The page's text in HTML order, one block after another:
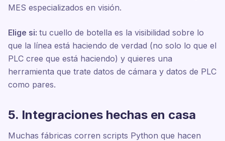
MES especializados en visión.
Elige si: tu cuello de botella es la visibilidad sobre lo
que la línea está haciendo de verdad (no solo lo que el
PLC cree que está haciendo) y quieres una
herramienta que trate datos de cámara y datos de PLC
como pares.
5. Integraciones hechas en casa
Muchas fábricas corren scripts Python que hacen